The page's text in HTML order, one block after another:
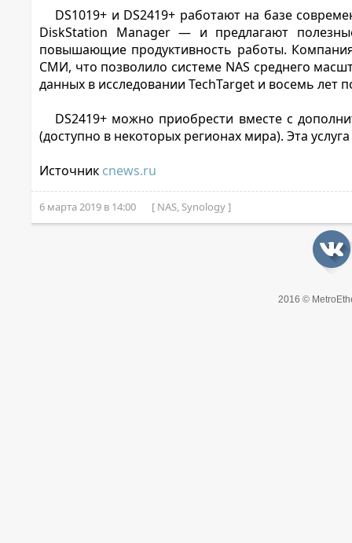
DS1019+ и DS2419+ работают на базе
DiskStation Manager — и предлагают
повышающие продуктивность работы.
СМИ, что позволило системе NAS среднего
данных в исследовании TechTarget и восемь лет
DS2419+ можно приобрести вместе с
(доступно в некоторых регионах мира). Эта
Источник cnews.ru
6 марта 2019 в 14:00 [ NAS, Synology ]
2016 ©